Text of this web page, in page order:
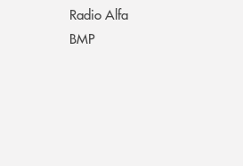
Radio Alfa
BMP